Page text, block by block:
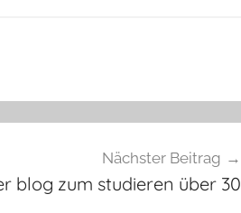
Nächster Beitrag
blog zum studieren über 30